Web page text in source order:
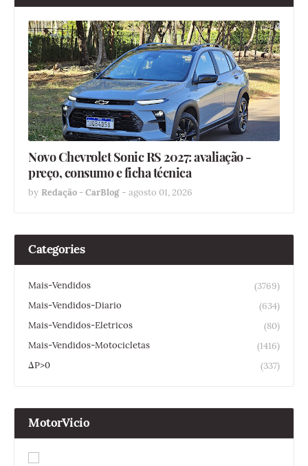
Novo Chevrolet Sonic RS 2027: avaliação -
preço, consumo e ficha técnica
by Redação - CarBlog - agosto 01, 2026
Categories
Mais-Vendidos
(3769)
Mais-Vendidos-Diario
(634)
Mais-Vendidos-Eletricos
(80)
Mais-Vendidos-Motocicletas
(1416)
ΔP>0
(337)
MotorVicio